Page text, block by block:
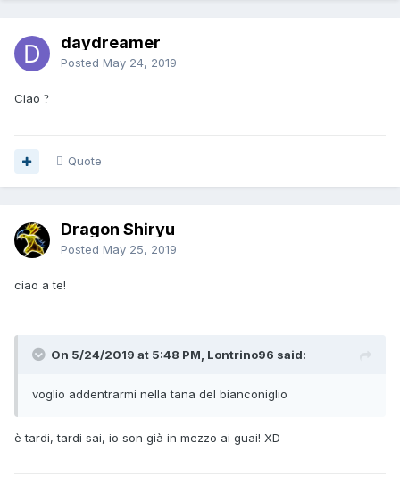
daydreamer
Posted May 24, 2019
Ciao ?
Quote
Dragon Shiryu
Posted May 25, 2019
ciao a te!
On 5/24/2019 at 5:48 PM, Lontrino96 said:
voglio addentrarmi nella tana del bianconiglio
è tardi, tardi sai, io son già in mezzo ai guai! XD